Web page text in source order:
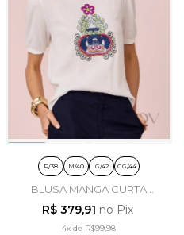
P/38 M/40 G/42 GG/44
BLUSA MANGA CURTA
ESTAMPADA EM VISCOSE
OFF WHITE - ARTSY
R$ 379,91 no Pix
4x de R$99,98